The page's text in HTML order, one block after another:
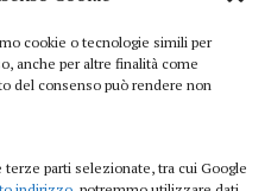
cookie o tecnologie simili per
anche per altre finalità come
del consenso può rendere non
terze parti selezionate, tra cui Google